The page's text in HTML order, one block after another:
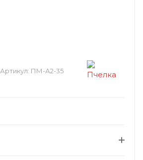
Артикул: ПМ-А2-35